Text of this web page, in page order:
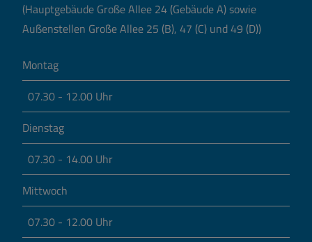
(Hauptgebäude Große Allee 24 (Gebäude A) sowie
Außenstellen Große Allee 25 (B), 47 (C) und 49 (D))
Montag
07.30 - 12.00 Uhr
Dienstag
07.30 - 14.00 Uhr
Mittwoch
07.30 - 12.00 Uhr